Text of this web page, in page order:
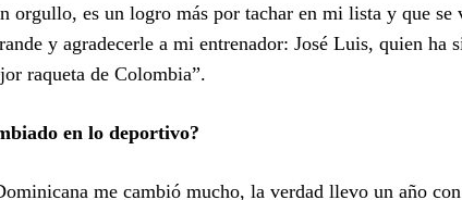
orgullo, es un logro más por tachar en mi lista y que se
y agradecerle a mi entrenador: José Luis, quien ha
raqueta de Colombia”.
en lo deportivo?
me cambió mucho, la verdad llevo un año